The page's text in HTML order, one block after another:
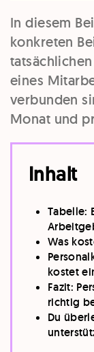
In diesem
konkreten
eines
verbunden
Monat und
Inhalt
Tabelle:
Was
kostet
Fazit:
richtig
Du